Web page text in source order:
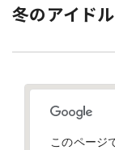
冬のアイド
このページ